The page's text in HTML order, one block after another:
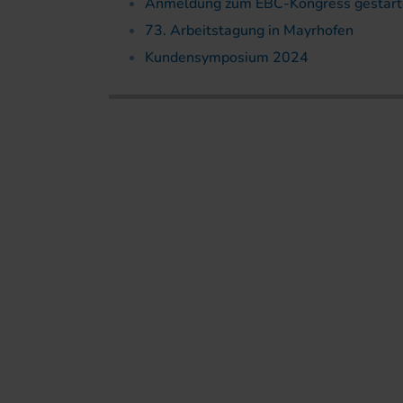
73. Arbeitstagung in Mayrhofen
Kundensymposium 2024